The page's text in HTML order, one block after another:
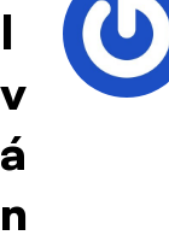
I
v
á
n